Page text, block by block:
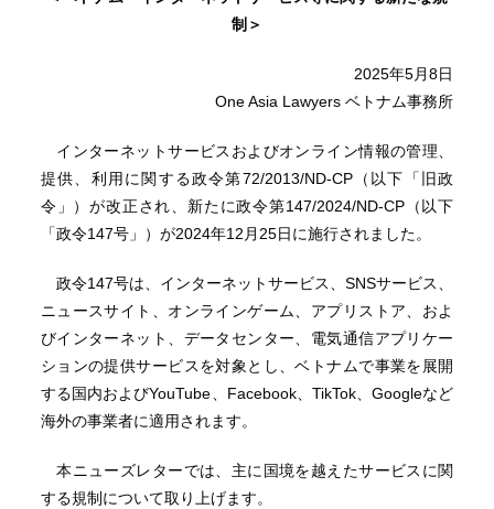
制＞
2025年5月8日
One Asia Lawyers ベトナム事務所
インターネットサービスおよびオンライン情報の管理、
提供、利用に関する政令第72/2013/ND-CP（以下「旧政
令」）が改正され、新たに政令第147/2024/ND-CP（以下
「政令147号」）が2024年12月25日に施行されました。
政令147号は、インターネットサービス、SNSサービス、
ニュースサイト、オンラインゲーム、アプリストア、およ
びインターネット、データセンター、電気通信アプリケー
ションの提供サービスを対象とし、ベトナムで事業を展開
する国内およびYouTube、Facebook、TikTok、Googleなど
海外の事業者に適用されます。
本ニューズレターでは、主に国境を越えたサービスに関
する規制について取り上げます。